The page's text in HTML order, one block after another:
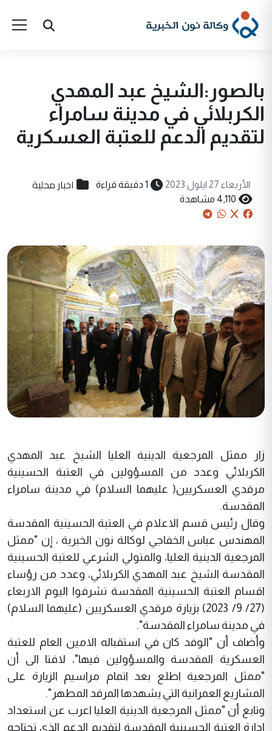
بالصور:الشيخ عبد المهدي
الكربلائي في مدينة سامراء
لتقديم الدعم للعتبة العسكرية
الأربعاء 27 ايلول 2023 1 دقيقة قراءة اخبار محلية
4,110 مشاهدة
زار ممثل المرجعية الدينية العليا الشيخ عبد المهدي
الكربلائي وعدد من المسؤولين في العتبة الحسينية
مرقدي العسكريين( عليهما السلام) في مدينة سامراء
المقدسة.
وقال رئيس قسم الاعلام في العتبة الحسينية المقدسة
المهندس عباس الخفاجي لوكالة نون الخبرية ، إن "ممثل
المرجعية الدينية العليا، والمتولي الشرعي للعتبة الحسينية
المقدسة الشيخ عبد المهدي الكربلائي، وعدد من رؤساء
اقسام العتبة الحسينية المقدسة تشرفوا اليوم الاربعاء
(27/ 9/ 2023) بزيارة مرقدي العسكريين (عليهما السلام)
في مدينة سامراء المقدسة".
وأضاف أن "الوفد كان في استقباله الامين العام للعتبة
العسكرية المقدسة والمسؤولين فيها"، لافتا الى أن
"ممثل المرجعية اطلع بعد اتمام مراسيم الزيارة على
المشاريع العمرانية التي يشهدها المرقد المطهر".
وتابع أن "ممثل المرجعية الدينية العليا اعرب عن استعداد
ادارة العتبة الحسينية المقدسة لتقديم الدعم الذي تحتاجه